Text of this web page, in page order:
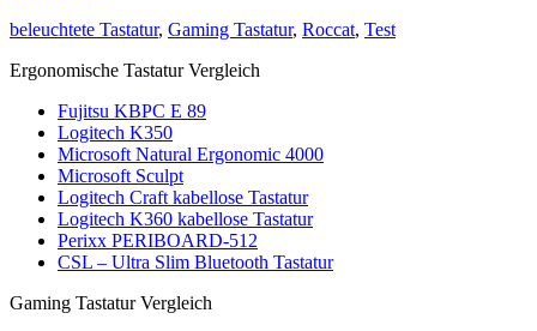
beleuchtete Tastatur, Gaming Tastatur, Roccat, Test
Ergonomische Tastatur Vergleich
Fujitsu KBPC E 89
Logitech K350
Microsoft Natural Ergonomic 4000
Microsoft Sculpt
Logitech Craft kabellose Tastatur
Logitech K360 kabellose Tastatur
Perixx PERIBOARD-512
CSL – Ultra Slim Bluetooth Tastatur
Gaming Tastatur Vergleich